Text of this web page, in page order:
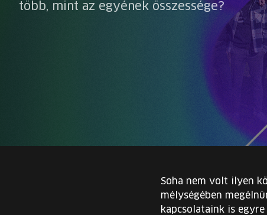
több, mint az egyének összessége?
Soha nem volt ilyen
mélységében
kapcsolataink is